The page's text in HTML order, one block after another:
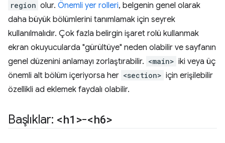
region olur. Önemli yer rolleri, belgenin genel olarak
daha büyük bölümlerini tanımlamak için seyrek
kullanılmalıdır. Çok fazla belirgin işaret rolü kullanmak
ekran okuyucularda "gürültüye" neden olabilir ve sayfanın
genel düzenini anlamayı zorlaştırabilir. <main> iki veya üç
önemli alt bölüm içeriyorsa her <section> için erişilebilir
özellikli ad eklemek faydalı olabilir.
Başlıklar: <h1>-<h6>